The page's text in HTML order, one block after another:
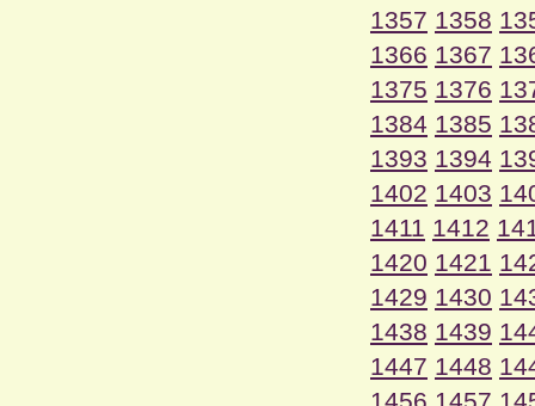
1357 1358
1366 1367
1375 1376
1384 1385
1393 1394
1402 1403
1411 1412
1420 1421
1429 1430
1438 1439
1447 1448